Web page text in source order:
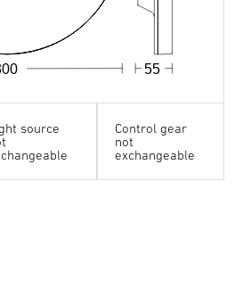
55
source
Control gear
not
exchangeable